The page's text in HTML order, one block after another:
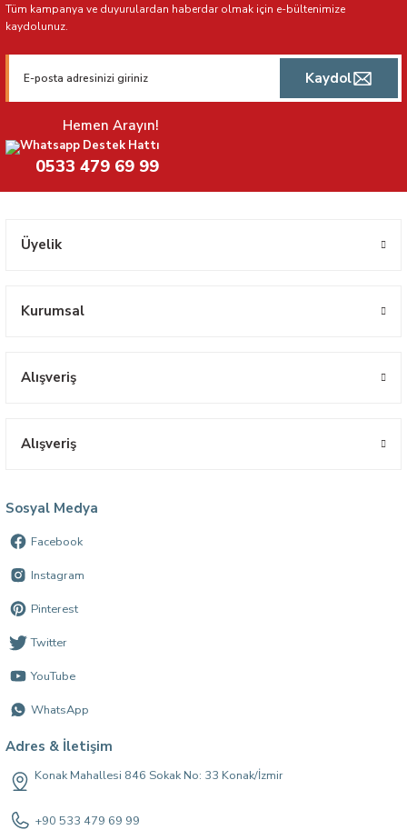
Tüm kampanya ve duyurulardan haberdar olmak için e-bültenimize
kaydolunuz.
Kaydol
Hemen Arayın!
Whatsapp Destek Hattı
0533 479 69 99
Üyelik
Kurumsal
Alışveriş
Alışveriş
Sosyal Medya
Facebook
Instagram
Pinterest
Twitter
YouTube
WhatsApp
Adres & İletişim
Konak Mahallesi 846 Sokak No: 33 Konak/İzmir
+90 533 479 69 99